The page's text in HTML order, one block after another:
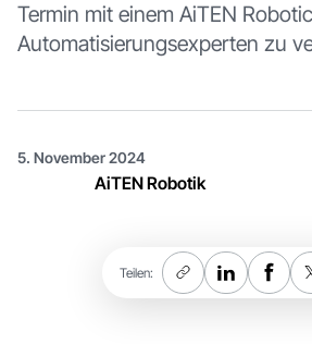
Termin mit einem AiTEN
Automatisierungsexperten zu
5. November 2024
AiTEN Robotik
Teilen: